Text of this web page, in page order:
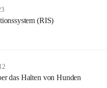
(RIS)
das Halten von Hunden